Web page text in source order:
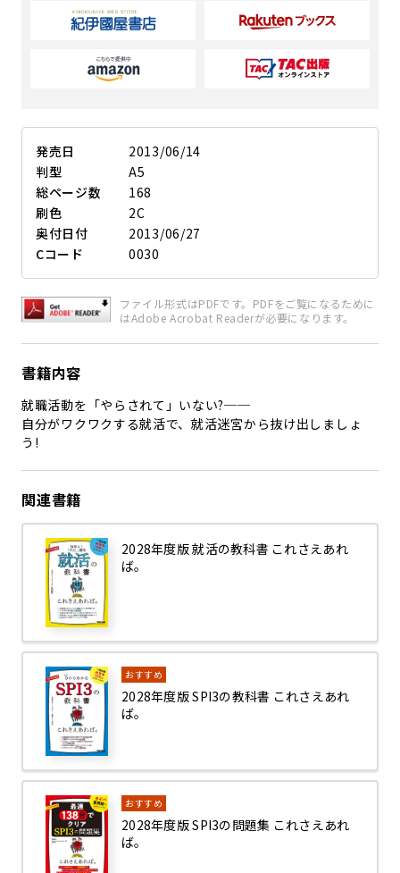
発売日
2013/06/14
判型
A5
総ページ数
168
刷色
2C
奥付日付
2013/06/27
Cコード
0030
ファイル形式はPDFです。PDFをご覧になるために
はAdobe Acrobat Readerが必要になります。
書籍内容
就職活動を「やらされて」いない?──
自分がワクワクする就活で、就活迷宮から抜け出しましょ
う!
関連書籍
2028年度版 就活の教科書 これさえあれ
ば。
おすすめ
2028年度版 SPI3の教科書 これさえあれ
ば。
おすすめ
2028年度版 SPI3の問題集 これさえあれ
ば。